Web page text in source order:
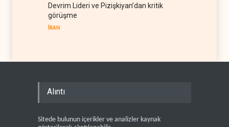
Devrim Lideri ve Pizişkiyan’dan kritik
görüşme
İRAN
Alıntı
Sitede bulunun içerikler ve analizler kaynak